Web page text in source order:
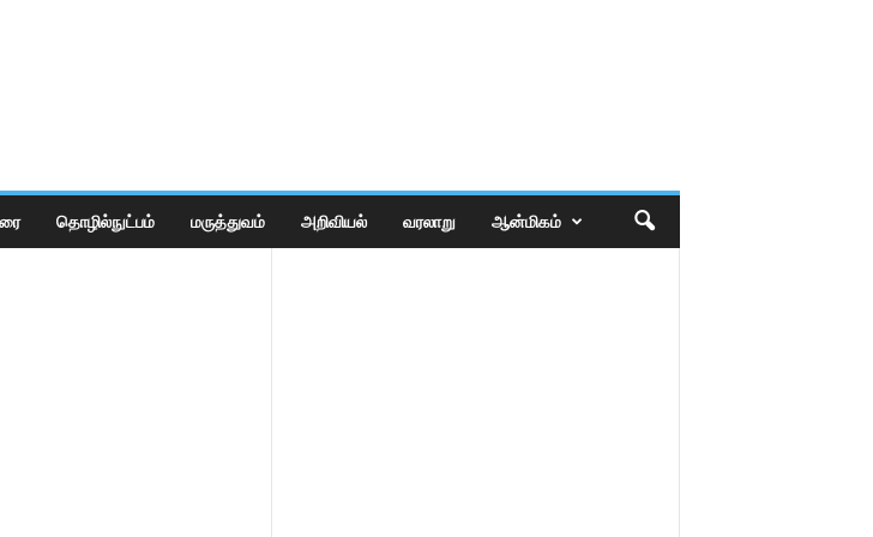
தொழில்நுட்பம் மருத்துவம் அறிவியல் வரலாறு ஆன்மிகம்